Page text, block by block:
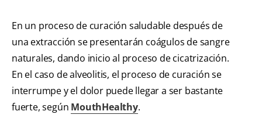
En un proceso de curación saludable después de
una extracción se presentarán coágulos de sangre
naturales, dando inicio al proceso de cicatrización.
En el caso de alveolitis, el proceso de curación se
interrumpe y el dolor puede llegar a ser bastante
fuerte, según MouthHealthy.